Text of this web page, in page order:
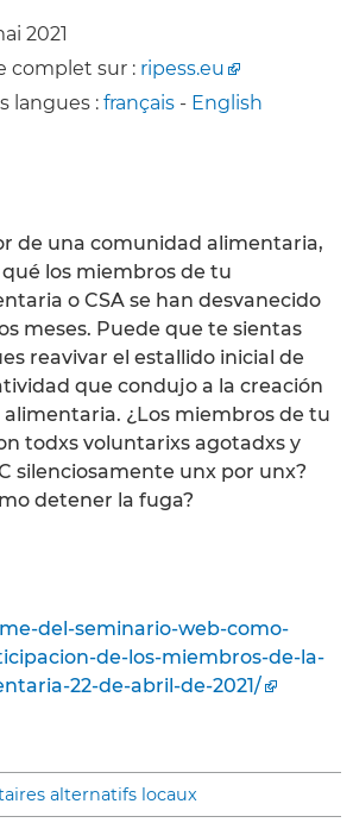
2021
complet sur : ripess.eu
langues : français - English
de una comunidad alimentaria,
los miembros de tu
o CSA se han desvanecido
meses. Puede que te sientas
reavivar el estallido inicial de
que condujo a la creación
¿Los miembros de tu
todxs voluntarixs agotadxs y
silenciosamente unx por unx?
detener la fuga?
del-seminario-web-como-
de-los-miembros-de-la-
22-de-abril-de-2021/
alternatifs locaux